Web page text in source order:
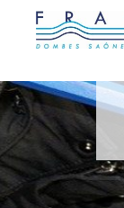
Aller au contenu